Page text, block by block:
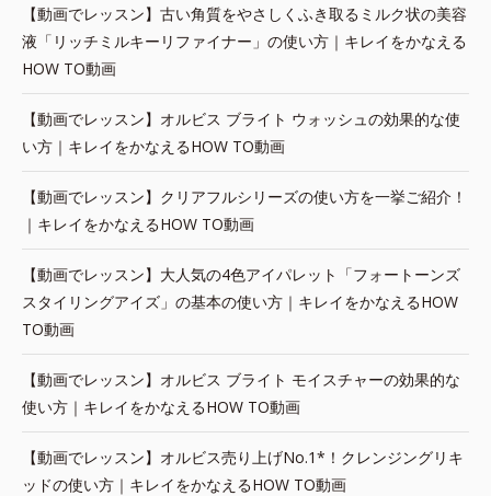
【動画でレッスン】古い角質をやさしくふき取るミルク状の美容
液「リッチミルキーリファイナー」の使い方｜キレイをかなえる
HOW TO動画
【動画でレッスン】オルビス ブライト ウォッシュの効果的な使
い方｜キレイをかなえるHOW TO動画
【動画でレッスン】クリアフルシリーズの使い方を一挙ご紹介！
｜キレイをかなえるHOW TO動画
【動画でレッスン】大人気の4色アイパレット「フォートーンズ
スタイリングアイズ」の基本の使い方｜キレイをかなえるHOW
TO動画
【動画でレッスン】オルビス ブライト モイスチャーの効果的な
使い方｜キレイをかなえるHOW TO動画
【動画でレッスン】オルビス売り上げNo.1*！クレンジングリキ
ッドの使い方｜キレイをかなえるHOW TO動画